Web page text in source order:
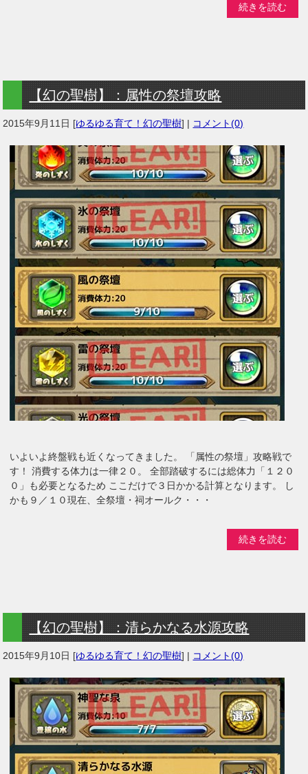
続きを読む
【幻の聖樹】：属性の祭壇攻略
2015年9月11日 [ゆるゆる育て！幻の聖樹] | コメント(0)
いよいよ終盤戦も近くなってきました。 「属性の祭壇」攻略戦で
す！ 消費する体力は一律２０。 全部踏破するには総体力「１２０
０」も必要となるため ここだけで３日かかる計算となります。 し
かも９／１０現在、全祭壇・祠オールク・・・
続きを読む
【幻の聖樹】：清らかなる水源攻略
2015年9月10日 [ゆるゆる育て！幻の聖樹] | コメント(0)